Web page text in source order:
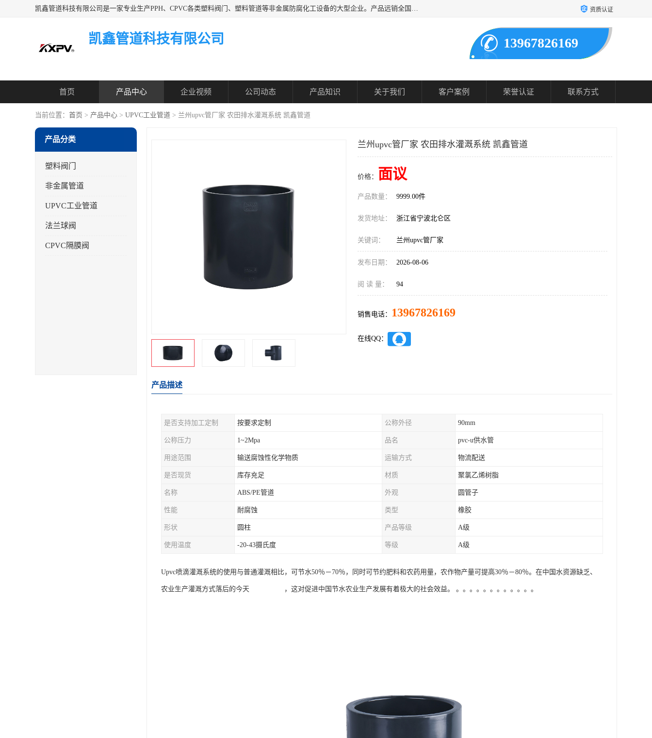
凯鑫管道科技有限公司是一家专业生产PPH、CPVC各类塑料阀门、塑料管道等非金属防腐化工设备的大型企业。产品远销全国三十一个省、市、自治区,广泛应用于化工、石油、氯碱、染料、制药、农药等行业，深受广大用户欢迎，是目前国内生产化工泵、阀门规模较大的生产基地之一。 资质认证
凯鑫管道科技有限公司 13967826169
首页 产品中心 企业视频 公司动态 产品知识 关于我们 客户案例 荣誉认证 联系方式
当前位置： 首页 > 产品中心 > UPVC工业管道 > 兰州upvc管厂家 农田排水灌溉系统 凯鑫管道
产品分类
塑料阀门
非金属管道
UPVC工业管道
法兰球阀
CPVC隔膜阀
兰州upvc管厂家 农田排水灌溉系统 凯鑫管道
价格： 面议
产品数量： 9999.00件
发货地址： 浙江省宁波北仑区
关键词： 兰州upvc管厂家
发布日期： 2026-08-06
阅 读 量： 94
销售电话： 13967826169
在线QQ：
产品描述
是否支持加工定制 按要求定制 公称外径 90mm
公称压力 1~2Mpa 品名 pvc-u供水管
用途范围 输送腐蚀性化学物质 运输方式 物流配送
是否现货 库存充足 材质 聚氯乙烯树脂
名称 ABS/PE管道 外观 圆管子
性能 耐腐蚀 类型 橡胶
形状 圆柱 产品等级 A级
使用温度 -20-43摄氏度 等级 A级
Upvc喷滴灌溉系统的使用与普通灌溉相比，可节水50％－70％，同时可节约肥料和农药用量，农作物产量可提高30％－80％。在中国水资源缺乏、
农业生产灌溉方式落后的今天 ，这对促进中国节水农业生产发展有着极大的社会效益。 。。。。。。。。。。。。